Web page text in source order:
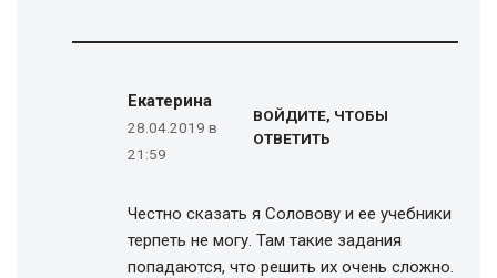
Екатерина
28.04.2019 в
21:59
ВОЙДИТЕ, ЧТОБЫ
ОТВЕТИТЬ
Честно сказать я Соловову и ее учебники
терпеть не могу. Там такие задания
попадаются, что решить их очень сложно.